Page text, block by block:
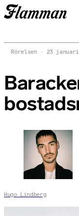
Rörelsen 23
Hugo Lindberg